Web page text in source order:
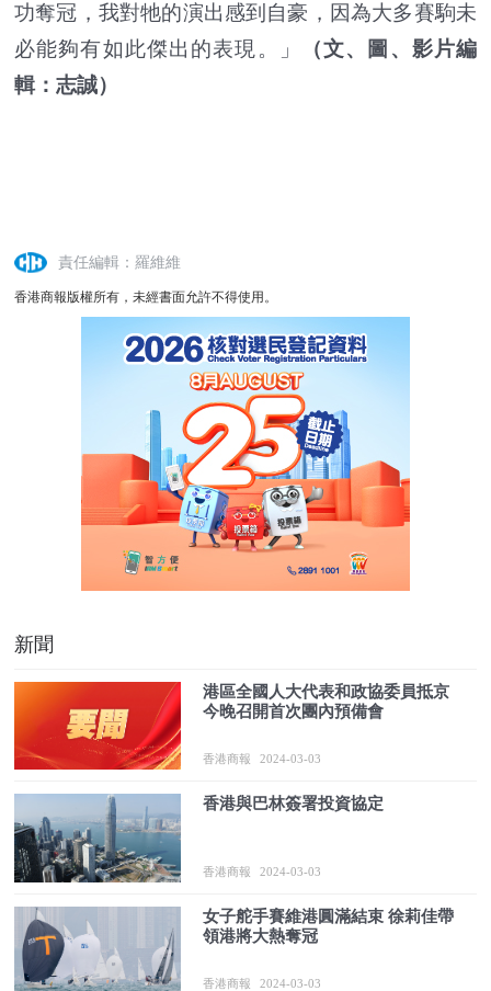
功奪冠，我對牠的演出感到自豪，因為大多賽駒未
必能夠有如此傑出的表現。」
（文、圖、影片編
輯：志誠）
責任編輯：羅維維
香港商報版權所有，未經書面允許不得使用。
新聞
港區全國人大代表和政協委員抵京
今晚召開首次團內預備會
香港商報 2024-03-03
香港與巴林簽署投資協定
香港商報 2024-03-03
女子舵手賽維港圓滿結束 徐莉佳帶
領港將大熱奪冠
香港商報 2024-03-03